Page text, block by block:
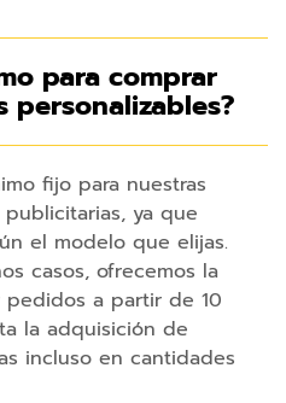
para comprar
personalizables?
fijo para nuestras
ya que
el modelo que elijas.
casos, ofrecemos la
a partir de 10
la adquisición de
incluso en cantidades